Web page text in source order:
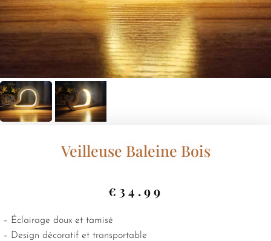
Veilleuse Baleine Bois
€ 34.99
– Éclairage doux et tamisé
– Design décoratif et transportable